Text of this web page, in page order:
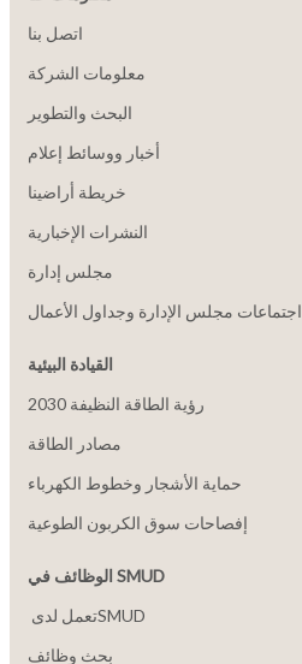
اتصل بنا
معلومات الشركة
البحث والتطوير
أخبار ووسائط إعلام
خريطة أراضينا
النشرات الإخبارية
مجلس إدارة
اجتماعات مجلس الإدارة وجداول الأعمال
القيادة البيئية
2030 رؤية الطاقة النظيفة
مصادر الطاقة
حماية الأشجار وخطوط الكهرباء
إفصاحات سوق الكربون الطوعية
الوظائف في SMUD
بحث وظائف